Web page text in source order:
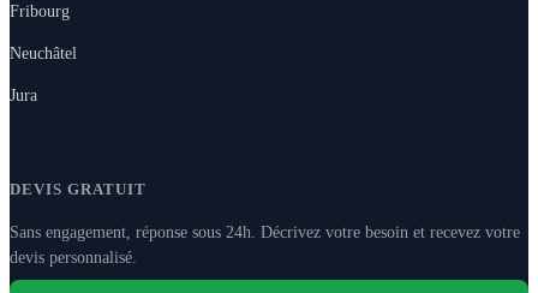
Fribourg
Neuchâtel
Jura
DEVIS GRATUIT
Sans engagement, réponse sous 24h. Décrivez votre besoin et recevez votre
devis personnalisé.